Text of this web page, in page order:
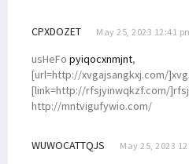
CPXDOZET May 25, 2023 12:41
usHeFo pyiqocxnmjnt,
[url=http://xvgajsangkxj.com/
[link=http://rfsjyinwqkzf.com/
http://mntvigufywio.com/
WUWOCATTQJS May 25, 2023